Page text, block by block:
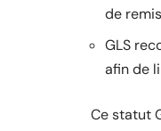
de
GLS
afin de
Ce statut